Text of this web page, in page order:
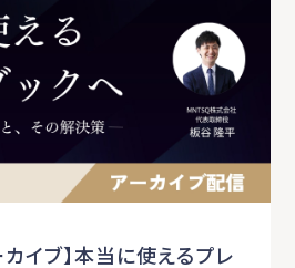
イブ】本当に使えるプレ